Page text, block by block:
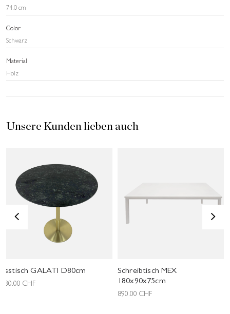
74.0 cm
Color
Schwarz
Material
Holz
Unsere Kunden lieben auch
Esstisch GALATI D80cm
930.00 CHF
Schreibtisch MEX
180x90x75cm
890.00 CHF
< >